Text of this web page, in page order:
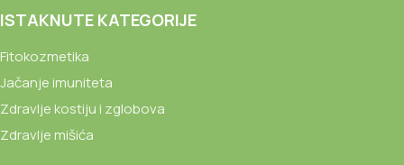
ISTAKNUTE KATEGORIJE
Fitokozmetika
Jačanje imuniteta
Zdravlje kostiju i zglobova
Zdravlje mišića